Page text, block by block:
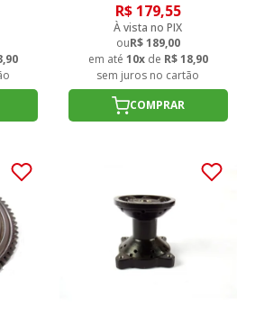
R$ 179,55
À vista no PIX
ouR$ 189,00
em até 10xde R$ 18,90
sem juros no cartão
COMPRAR